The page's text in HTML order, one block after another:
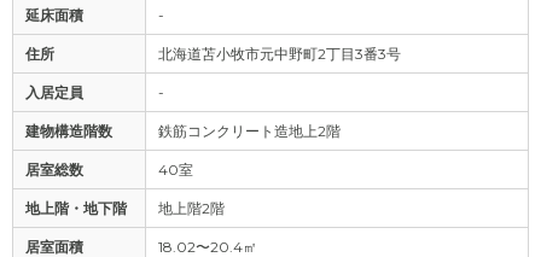
延床面積 -
住所 北海道苫小牧市元中野町2丁目3番3号
入居定員 -
建物構造階数 鉄筋コンクリート造地上2階
居室総数 40室
地上階・地下階 地上階2階
居室面積 18.02〜20.4㎡